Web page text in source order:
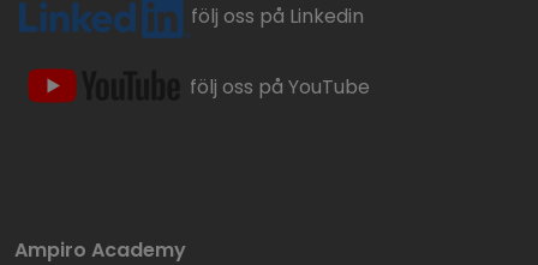
följ oss på Linkedin
följ oss på YouTube
Ampiro Academy